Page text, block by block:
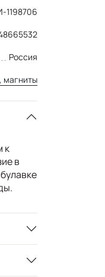
1198706
Россия
магниты
к
в